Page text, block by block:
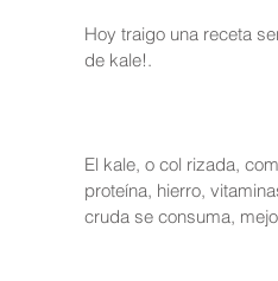
Hoy traigo una receta
de kale!.
El kale, o col rizada,
proteína, hierro,
cruda se consuma,